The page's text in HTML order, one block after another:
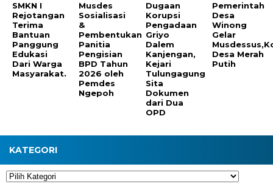
SMKN I
Rejotangan
Terima
Bantuan
Panggung
Edukasi
Dari Warga
Masyarakat.
Musdes
Sosialisasi
&
Pembentukan
Panitia
Pengisian
BPD Tahun
2026 oleh
Pemdes
Ngepoh
Dugaan
Korupsi
Pengadaan
Griyo
Dalem
Kanjengan,
Kejari
Tulungagung
Sita
Dokumen
dari Dua
OPD
Pemerintah
Desa
Winong
Gelar
Desa Merah
Putih
KATEGORI
Kategori